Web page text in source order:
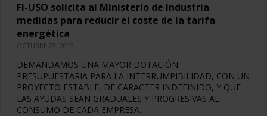
FI-USO solicita al Ministerio de Industria
medidas para reducir el coste de la tarifa
energética
OCTUBRE 23, 2013
DEMANDAMOS UNA MAYOR DOTACIÓN
PRESUPUESTARIA PARA LA INTERRUMPIBILIDAD, CON UN
PROYECTO ESTABLE, DE CARACTER INDEFINIDO, Y QUE
LAS AYUDAS SEAN GRADUALES Y PROGRESIVAS AL
CONSUMO DE CADA EMPRESA.